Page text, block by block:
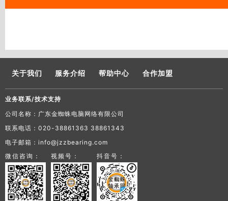
关于我们 服务介绍 帮助中心 合作加盟
业务联系/技术支持
公司名称：广东金蜘蛛电脑网络有限公司
联系电话：020-38861363 38861343
电子邮箱：info@jzzbearing.com
微信咨询：
视频号： 抖音号：